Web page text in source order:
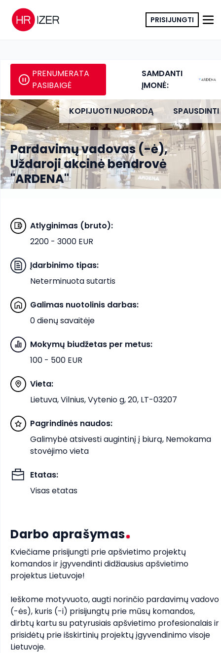
PRISIJUNGTI
PRENUMERATA
PASIBAIGĖ
SAMDANTI
ĮMONĖ:
KOPIJUOTI NUORODĄ SPAUSDINTI
Pardavimų vadovas (-ė),
Uždaroji akcinė bendrovė
"ARDENA"
Atlyginimas (bruto):
2200 - 3000 EUR
Įdarbinimo tipas:
Neterminuota sutartis
Galimas nuotolinis darbas:
0 dienų savaitėje
Mokymų biudžetas per metus:
100 - 500 EUR
Vieta:
Lietuva, Vilnius, Vytenio g, 20, LT-03207
Pagrindinės naudos:
Galimybė atsivesti augintinį į biurą, Nemokama
stovėjimo vieta
Etatas:
Visas etatas
Darbo aprašymas
Kviečiame prisijungti prie apšvietimo projektų
komandos ir įgyvendinti didžiausius apšvietimo
projektus Lietuvoje!
Ieškome motyvuoto, augti norinčio pardavimų vadovo
(-ės), kuris (-i) prisijungtų prie mūsų komandos,
dirbtų kartu su patyrusiais apšvietimo profesionalais ir
prisidėtų prie išskirtinių projektų įgyvendinimo visoje
Lietuvoje.